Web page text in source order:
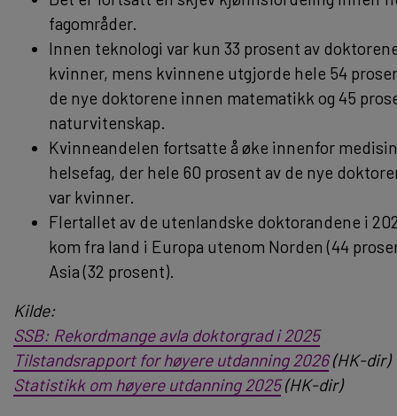
fagområder.
Innen teknologi var kun 33 prosent av
kvinner, mens kvinnene utgjorde hele 54
de nye doktorene innen matematikk og 45
naturvitenskap.
Kvinneandelen fortsatte å øke innenfor
helsefag, der hele 60 prosent av de nye
var kvinner.
Flertallet av de utenlandske doktorandene i
kom fra land i Europa utenom Norden (44
Asia (32 prosent).
Kilde:
SSB: Rekordmange avla doktorgrad i 2025
Tilstandsrapport for høyere utdanning 2026 (HK-dir)
Statistikk om høyere utdanning 2025(HK-dir)